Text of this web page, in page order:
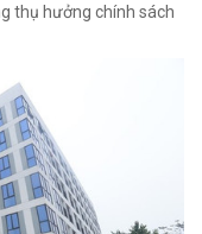
thụ hưởng chính sách